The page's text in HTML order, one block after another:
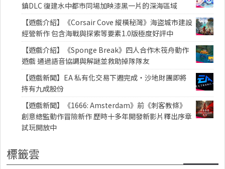
鎮DLC 復建水中都市同場加映漆黑一片的深海區域
【遊戲介紹】《Corsair Cove 縱橫秘灣》海盜城市建設
經營新作 包含海戰與探索等要素1.0版極度好評中
【遊戲介紹】《Sponge Break》四人合作木筏舟動作
遊戲 通過語音協調與解謎並救助掉隊隊友
【遊戲新聞】EA 私有化交易下週完成・沙地財團即將
持有九成股份
【遊戲新聞】《1666: Amsterdam》前《刺客教條》
創意總監動作冒險新作 歷時十多年開發新影片釋出序章
試玩開放中
標籤雲